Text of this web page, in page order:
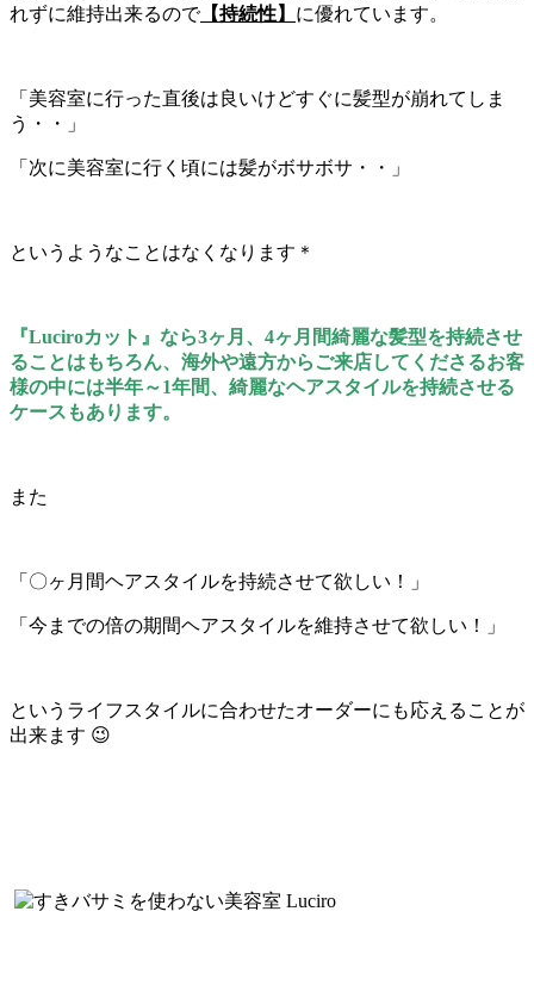
れずに維持出来るので【持続性】 に優れています。
「美容室に行った直後は良いけどすぐに髪型が崩れてしま
う・・」
「次に美容室に行く頃には髪がボサボサ・・」
というようなことはなくなります＊
『Luciroカット』なら3ヶ月、4ヶ月間綺麗な髪型を持続させ
ることはもちろん、海外や遠方からご来店してくださるお客
様の中には半年～1年間、綺麗なヘアスタイルを持続させる
ケースもあります。
また
「〇ヶ月間ヘアスタイルを持続させて欲しい！」
「今までの倍の期間ヘアスタイルを維持させて欲しい！」
というライフスタイルに合わせたオーダーにも応えることが
出来ます 😉